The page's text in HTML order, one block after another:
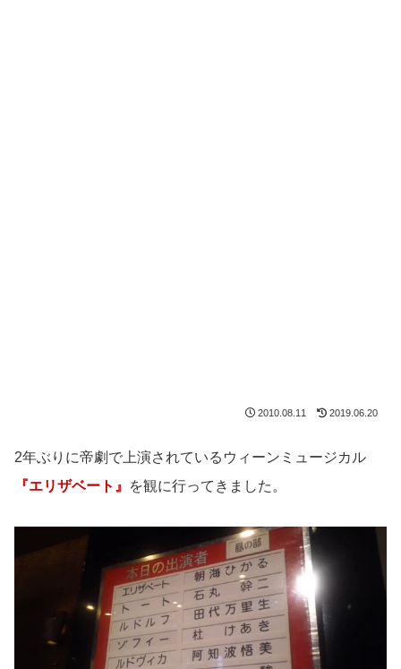
2010.08.11 2019.06.20
2年ぶりに帝劇で上演されているウィーンミュージカル
『エリザベート』
を観に行ってきました。